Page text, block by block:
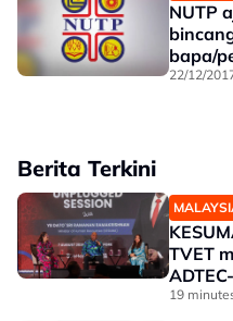
NUTP
bapa/
22/12/
Berita Terkini
TVET
19